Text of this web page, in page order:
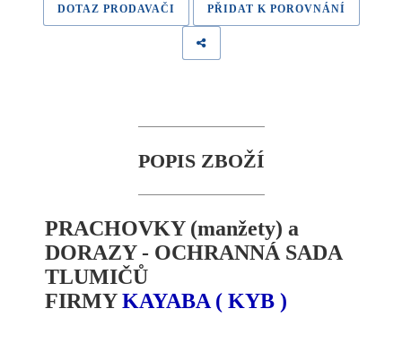
DOTAZ PRODAVAČI PŘIDAT K POROVNÁNÍ
POPIS ZBOŽÍ
PRACHOVKY (manžety) a
DORAZY - OCHRANNÁ SADA
TLUMIČŮ
FIRMYKAYABA ( KYB )